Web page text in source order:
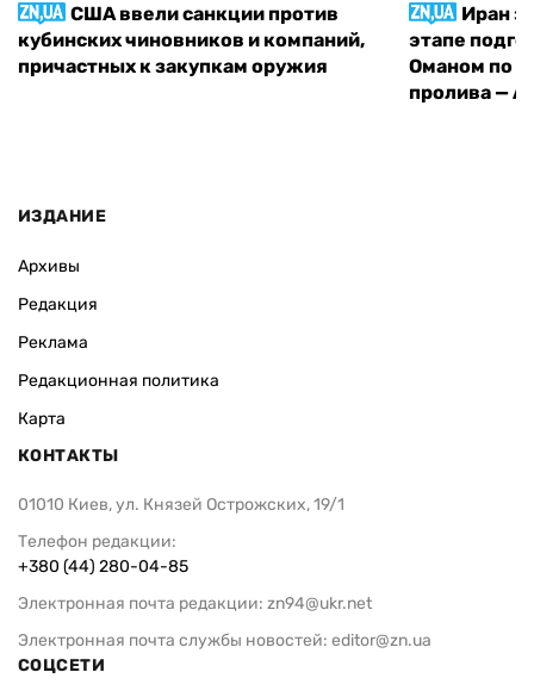
США ввели санкции против
кубинских чиновников и компаний,
причастных к закупкам оружия
Иран
этапе
Оманом по
пролива —
ИЗДАНИЕ
Архивы
Редакция
Реклама
Редакционная политика
Карта
КОНТАКТЫ
01010 Киев, ул. Князей Острожских, 19/1
Телефон редакции:
+380 (44) 280-04-85
Электронная почта редакции: zn94@ukr.net
Электронная почта службы новостей: editor@zn.ua
СОЦСЕТИ